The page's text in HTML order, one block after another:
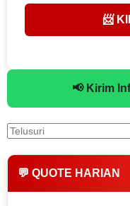
📨
📢 Kirim
💬 QUOTE HARIAN